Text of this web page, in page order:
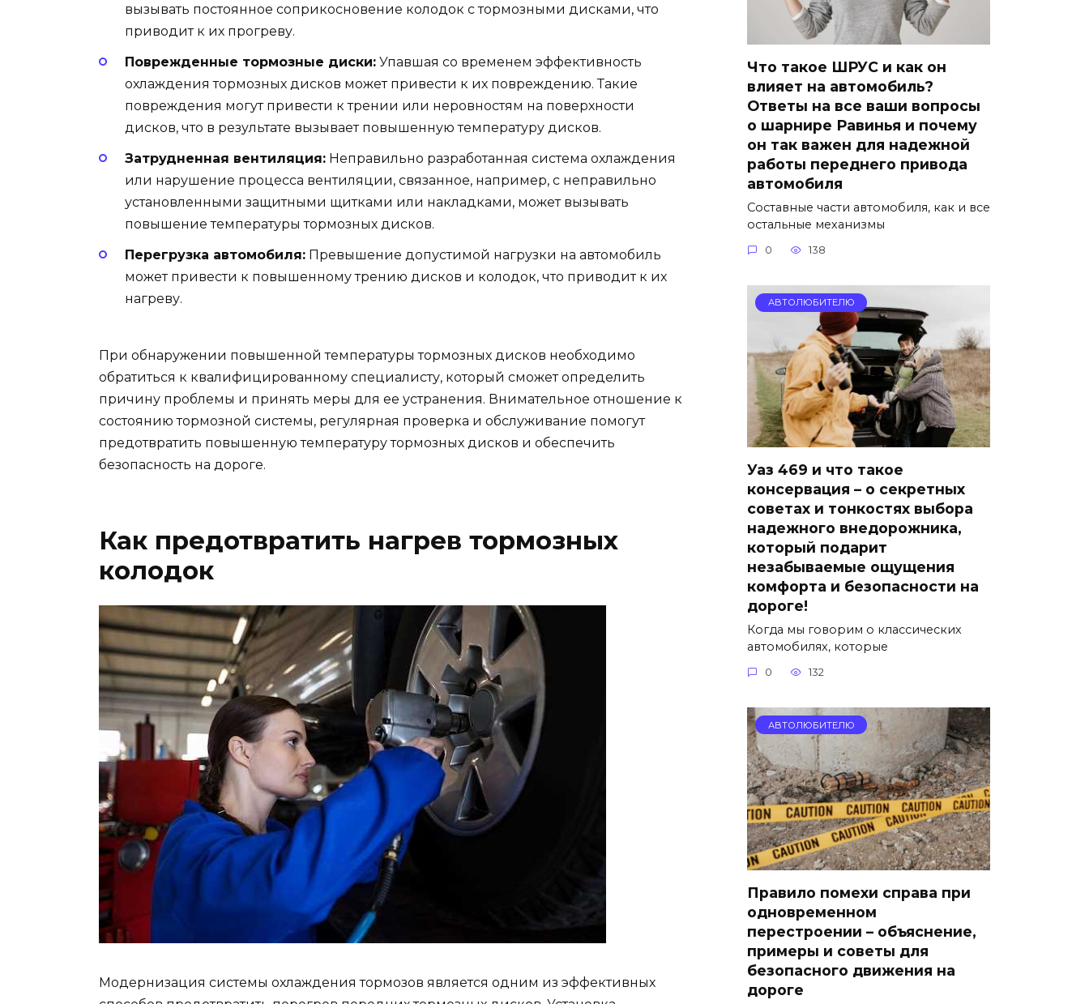
вызывать постоянное соприкосновение колодок с тормозными дисками, что
приводит к их прогреву.
Поврежденные тормозные диски: Упавшая со временем эффективность
охлаждения тормозных дисков может привести к их повреждению. Такие
повреждения могут привести к трении или неровностям на поверхности
дисков, что в результате вызывает повышенную температуру дисков.
Затрудненная вентиляция: Неправильно разработанная система охлаждения
или нарушение процесса вентиляции, связанное, например, с неправильно
установленными защитными щитками или накладками, может вызывать
повышение температуры тормозных дисков.
Перегрузка автомобиля: Превышение допустимой нагрузки на автомобиль
может привести к повышенному трению дисков и колодок, что приводит к их
нагреву.
При обнаружении повышенной температуры тормозных дисков необходимо
обратиться к квалифицированному специалисту, который сможет определить
причину проблемы и принять меры для ее устранения. Внимательное отношение к
состоянию тормозной системы, регулярная проверка и обслуживание помогут
предотвратить повышенную температуру тормозных дисков и обеспечить
безопасность на дороге.
Как предотвратить нагрев тормозных
колодок
Модернизация системы охлаждения тормозов является одним из эффективных
Что такое ШРУС и как он
влияет на автомобиль?
Ответы на все ваши вопросы
о шарнире Равинья и почему
он так важен для надежной
работы переднего привода
автомобиля
Составные части автомобиля, как и все
остальные механизмы
0 138
АВТОЛЮБИТЕЛЮ
Уаз 469 и что такое
консервация – о секретных
советах и тонкостях выбора
надежного внедорожника,
который подарит
незабываемые ощущения
комфорта и безопасности на
дороге!
Когда мы говорим о классических
автомобилях, которые
0 132
АВТОЛЮБИТЕЛЮ
Правило помехи справа при
одновременном
перестроении – объяснение,
примеры и советы для
безопасного движения на
дороге